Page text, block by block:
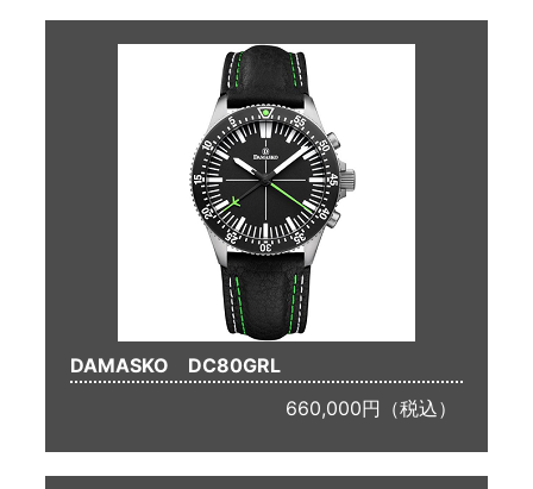
DAMASKO DC80GRL
660,000円（税込）